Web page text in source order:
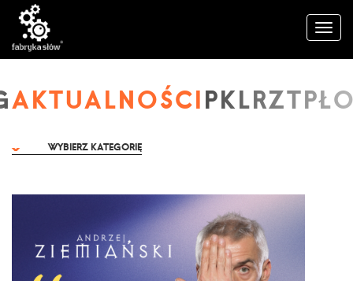
AKTUALNOŚCI
WYBIERZ KATEGORIĘ